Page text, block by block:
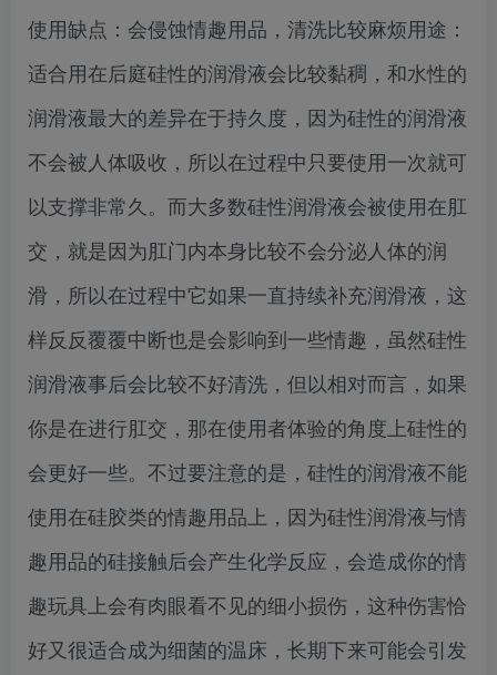
使用缺点：会侵蚀情趣用品，清洗比较麻烦用途：
适合用在后庭硅性的润滑液会比较黏稠，和水性的
润滑液最大的差异在于持久度，因为硅性的润滑液
不会被人体吸收，所以在过程中只要使用一次就可
以支撑非常久。而大多数硅性润滑液会被使用在肛
交，就是因为肛门内本身比较不会分泌人体的润
滑，所以在过程中它如果一直持续补充润滑液，这
样反反覆覆中断也是会影响到一些情趣，虽然硅性
润滑液事后会比较不好清洗，但以相对而言，如果
你是在进行肛交，那在使用者体验的角度上硅性的
会更好一些。不过要注意的是，硅性的润滑液不能
使用在硅胶类的情趣用品上，因为硅性润滑液与情
趣用品的硅接触后会产生化学反应，会造成你的情
趣玩具上会有肉眼看不见的细小损伤，这种伤害恰
好又很适合成为细菌的温床，长期下来可能会引发